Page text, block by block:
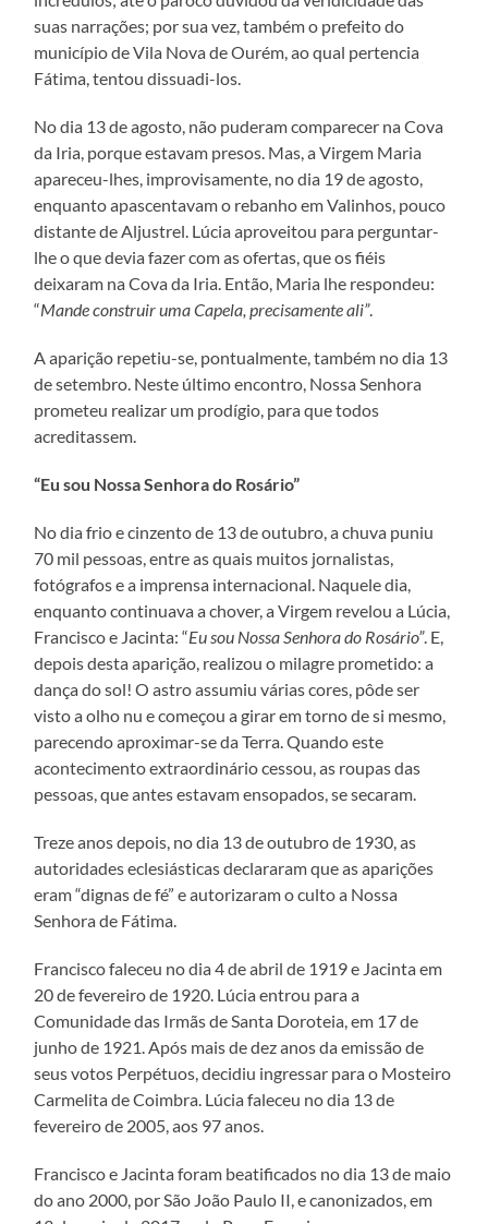
suas narrações; por sua vez, também o prefeito do
município de Vila Nova de Ourém, ao qual pertencia
Fátima, tentou dissuadi-los.
No dia 13 de agosto, não puderam comparecer na Cova
da Iria, porque estavam presos. Mas, a Virgem Maria
apareceu-lhes, improvisamente, no dia 19 de agosto,
enquanto apascentavam o rebanho em Valinhos, pouco
distante de Aljustrel. Lúcia aproveitou para perguntar-
lhe o que devia fazer com as ofertas, que os fiéis
deixaram na Cova da Iria. Então, Maria lhe respondeu:
“Mande construir uma Capela, precisamente ali”.
A aparição repetiu-se, pontualmente, também no dia 13
de setembro. Neste último encontro, Nossa Senhora
prometeu realizar um prodígio, para que todos
acreditassem.
“Eu sou Nossa Senhora do Rosário”
No dia frio e cinzento de 13 de outubro, a chuva puniu
70 mil pessoas, entre as quais muitos jornalistas,
fotógrafos e a imprensa internacional. Naquele dia,
enquanto continuava a chover, a Virgem revelou a Lúcia,
Francisco e Jacinta: “Eu sou Nossa Senhora do Rosário”. E,
depois desta aparição, realizou o milagre prometido: a
dança do sol! O astro assumiu várias cores, pôde ser
visto a olho nu e começou a girar em torno de si mesmo,
parecendo aproximar-se da Terra. Quando este
acontecimento extraordinário cessou, as roupas das
pessoas, que antes estavam ensopados, se secaram.
Treze anos depois, no dia 13 de outubro de 1930, as
autoridades eclesiásticas declararam que as aparições
eram “dignas de fé” e autorizaram o culto a Nossa
Senhora de Fátima.
Francisco faleceu no dia 4 de abril de 1919 e Jacinta em
20 de fevereiro de 1920. Lúcia entrou para a
Comunidade das Irmãs de Santa Doroteia, em 17 de
junho de 1921. Após mais de dez anos da emissão de
seus votos Perpétuos, decidiu ingressar para o Mosteiro
Carmelita de Coimbra. Lúcia faleceu no dia 13 de
fevereiro de 2005, aos 97 anos.
Francisco e Jacinta foram beatificados no dia 13 de maio
do ano 2000, por São João Paulo II, e canonizados, em